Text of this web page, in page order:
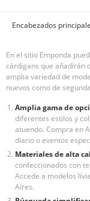
Encabezados
En el sitio Emponda
cárdigans que añadirán
amplia variedad de
nuevos como de
Amplia gama de
diferentes estilos y
atuendo. Compra en
diario o eventos
Materiales de alta
confeccionados con
Accede a modelos
Aires.